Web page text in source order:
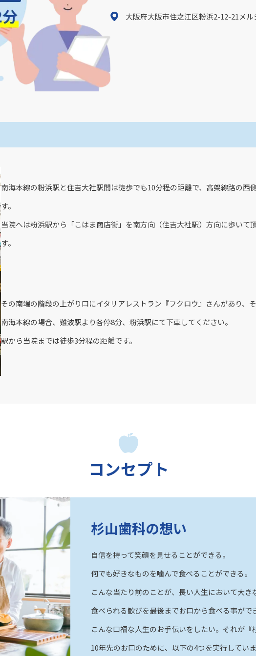
大阪府大阪市住之江区粉浜2-12-21メル
南海本線の粉浜駅と住吉大社駅間は徒歩でも10分程の距離で、高架線路の西
す。
当院へは粉浜駅から「こはま商店街」を南方向（住吉大社駅）方向に歩いて
す。
その南端の階段の上がり口にイタリアレストラン『フクロウ』さんがあり、
南海本線の場合、難波駅より各停8分、粉浜駅にて下車してください。
駅から当院までは徒歩3分程の距離です。
コンセプト
杉山歯科の想い
自信を持って笑顔を見せることができる。
何でも好きなものを噛んで食べることができる。
こんな当たり前のことが、長い人生において大
食べられる歓びを最後までお口から食べる事がで
こんな口福な人生のお手伝いをしたい。それが『
10年先のお口のために、以下の4つを実行していま